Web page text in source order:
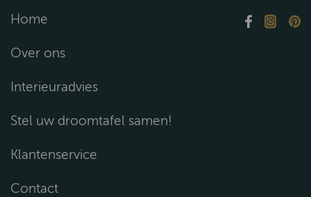
Home
Over ons
Interieuradvies
Stel uw droomtafel samen!
Klantenservice
Contact